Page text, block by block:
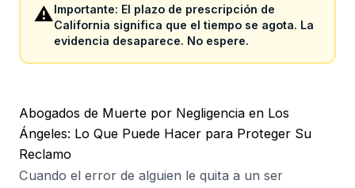
⚠️Importante: El plazo de prescripción de
California significa que el tiempo se agota. La
evidencia desaparece. No espere.
Abogados de Muerte por Negligencia en Los
Ángeles: Lo Que Puede Hacer para Proteger Su
Reclamo
Cuando el error de alguien le quita a un ser